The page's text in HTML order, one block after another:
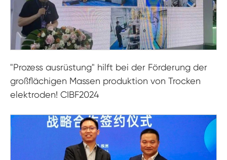
"Prozess ausrüstung" hilft bei der Förderung der
großflächigen Massen produktion von Trocken
elektroden! CIBF2024